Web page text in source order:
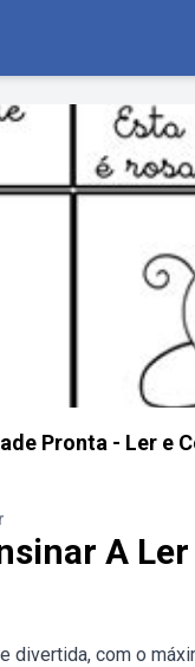
Pronta - Ler e
A Ler
divertida, com o